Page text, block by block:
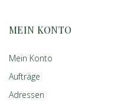
MEIN KONTO
Mein Konto
Aufträge
Adressen